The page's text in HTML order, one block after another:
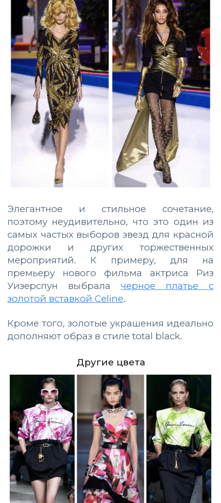
Элегантное и стильное сочетание,
поэтому неудивительно, что это один из
самых частых выборов звезд для красной
дорожки и других торжественных
мероприятий. К примеру, для на
премьеру нового фильма актриса Риз
Уизерспун выбрала черное платье с
золотой вставкой Celine.
Кроме того, золотые украшения идеально
дополняют образ в стиле total black.
Другие цвета